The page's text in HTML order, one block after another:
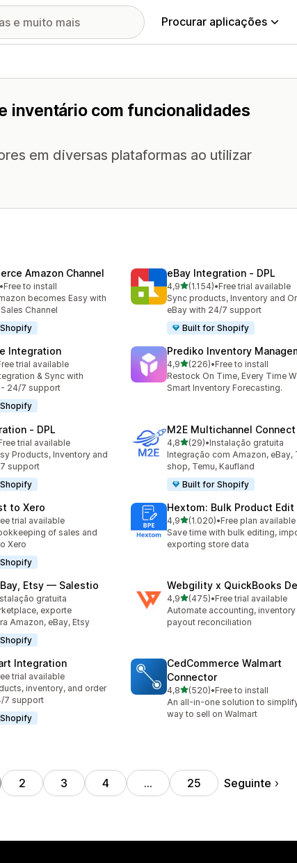
Procurar aplicações
inventário com funcionalidades
em diversas plataformas ao utilizar
Amazon Channel
avaliações
•Free to install
becomes Easy with
Channel
eBay Integration ‑ DPL
4,9de 5 estrelas
(1.154)
1154 total de avaliações
•Free trial available
Sync products, Inventory and
eBay with 24/7 support
Built for Shopify
Integration
trial available
& Sync with
- 24/7 support
Prediko Inventory
4,9de 5 estrelas
(226)
226 total de avaliações
•Free to install
Restock On Time, Every Time
Smart Inventory Forecasting.
‑ DPL
trial available
Products, Inventory and
support
M2E Multichannel Connect
4,8de 5 estrelas
(29)
29 total de avaliações
•Instalação gratuita
Integração com Amazon, eBay,
shop, Temu, Kaufland
Built for Shopify
to Xero
trial available
of sales and
Xero
Hextom: Bulk Product Edit
4,9de 5 estrelas
(1.020)
1020 total de avaliações
•Free plan available
Save time with bulk editing,
exporting store data
Etsy — Salestio
gratuita
exporte
Amazon, eBay, Etsy
Webgility x QuickBooks
4,9de 5 estrelas
(475)
475 total de avaliações
•Free trial available
Automate accounting, inventory
payout reconciliation
Integration
trial available
inventory, and order
7 support
CedCommerce Walmart
Connector
4,8de 5 estrelas
(520)
520 total de avaliações
•Free to install
An all-in-one solution to
way to sell on Walmart
2 3 4 … 25 Seguinte